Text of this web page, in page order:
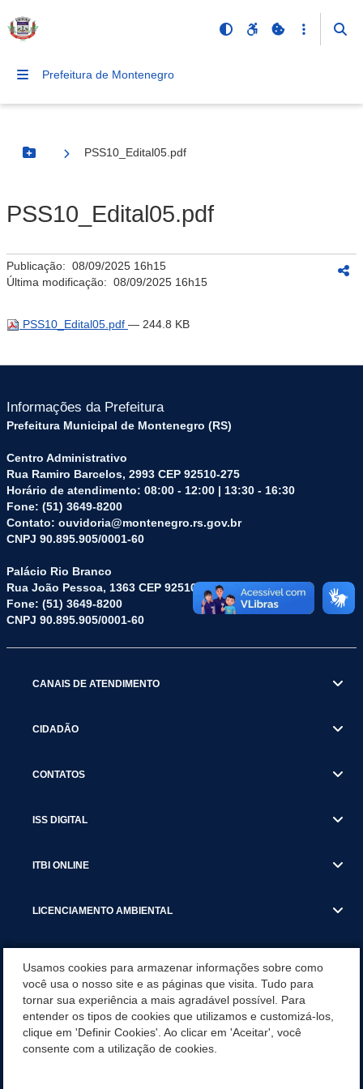
Prefeitura de Montenegro
Botão Menu
PSS10_Edital05.pdf
PSS10_Edital05.pdf
Publicação: 08/09/2025 16h15
Última modificação: 08/09/2025 16h15
PSS10_Edital05.pdf — 244.8 KB
Informações da Prefeitura
Prefeitura Municipal de Montenegro (RS)
Centro Administrativo
Rua Ramiro Barcelos, 2993 CEP 92510-275
Horário de atendimento: 08:00 - 12:00 | 13:30 - 16:30
Fone: (51) 3649-8200
Contato: ouvidoria@montenegro.rs.gov.br
CNPJ 90.895.905/0001-60
Palácio Rio Branco
Rua João Pessoa, 1363 CEP 92510-045
Fone: (51) 3649-8200
CNPJ 90.895.905/0001-60
CANAIS DE ATENDIMENTO
CIDADÃO
CONTATOS
ISS DIGITAL
ITBI ONLINE
LICENCIAMENTO AMBIENTAL
SERVIÇOS
SERVIÇOS DO DEPARTAMENTO DE RECEITA MUNICIPAL
Usamos cookies para armazenar informações sobre como
você usa o nosso site e as páginas que visita. Tudo para
tornar sua experiência a mais agradável possível. Para
entender os tipos de cookies que utilizamos e customizá-los,
clique em 'Definir Cookies'. Ao clicar em 'Aceitar', você
consente com a utilização de cookies.